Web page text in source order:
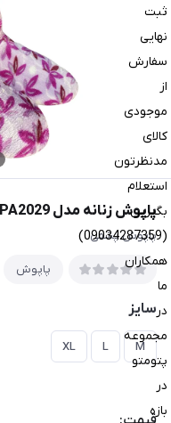
ثبت
نهایی
سفارش
از
موجودی
کالای
مدنظرتون
استعلام
بگیرین
(09034287359)
همکاران
ما
در
مجموعه
پتومتو
در
بازه
پاپوش زنانه مدل PA2029
پاپوش پشمی
پاپوش
سایز
M
L
XL